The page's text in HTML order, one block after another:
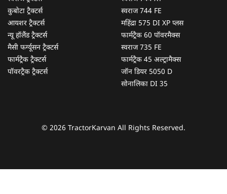
कुबोटा ट्रैक्टर्स
आयशर ट्रैक्टर्स
न्यू हॉलैंड ट्रैक्टर्स
मैसी फर्ग्यूसन ट्रैक्टर्स
फार्मट्रैक ट्रैक्टर्स
पॉवरट्रैक ट्रैक्टर्स
स्वराज 744 FE
महिंद्रा 575 DI XP प्लस
फार्मट्रैक 60 पॉवरमैक्स
स्वराज 735 FE
फार्मट्रैक 45 अल्ट्रामैक्स
जॉन डियर 5050 D
सोनालिका DI 35
© 2026 TractorKarvan All Rights Reserved.